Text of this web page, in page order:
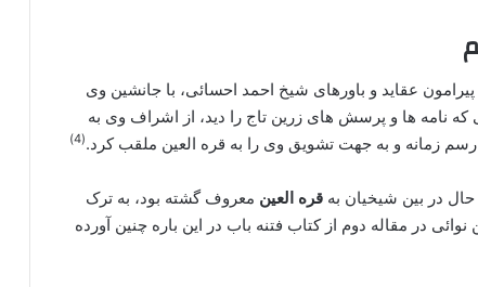
عقاید و باورهای شیخ احمد احسائی، با جانشین وی
نامه ها و پرسش های زرین تاج را دید، از اشراف وی به
زمانه و به جهت تشویق وی را به قره العین ملقب کرد.(4)
حال در بین شیخیان به قره العین معروف گشته بود، به ترک
در مقاله دوم از کتاب فتنه باب در این باره چنین آورده